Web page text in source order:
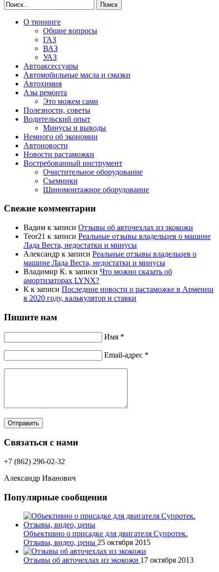
Поиск
О тюнинге
Общие вопросы
ГАЗ
ВАЗ
УАЗ
Автоаксессуары
Автомобильные масла и смазки
Автохимия
Азы ремонта
Это можем сами
Полезности, советы
Водительский опыт
Минусы и выводы
Немного об экономии
Автоновости
Новости растаможки
Востребованный инструмент
Очистительное оборудование
Съемники
Шиномонтажное оборудование
Свежие комментарии
Вадим к записи Отзывы об авточехлах из экокожи
Teor21 к записи Реальные отзывы владельцев о машине
Лада Веста, недостатки и минусы
Александр к записи Реальные отзывы владельцев о
машине Лада Веста, недостатки и минусы
Владимир К. к записи Что можно сказать об
амортизаторах LYNX?
К к записи Последние новости о растаможке в Армении
в 2020 году, калькулятор и ставки
Пишите нам
Имя *
Email-адрес *
Отправить
Связаться с нами
+7 (862) 296-02-32
Александр Иванович
Популярные сообщения
Объективно о присадке для двигателя Супротек.
Отзывы, видео, цены 25 октября 2015
Отзывы об авточехлах из экокожи 17 октября 2013